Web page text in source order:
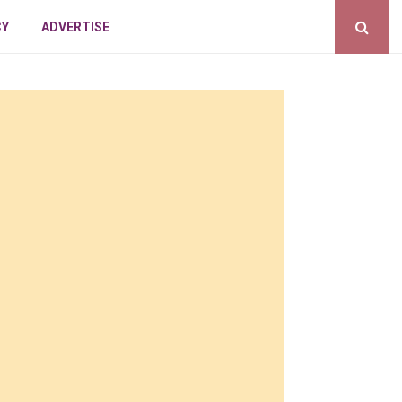
ADVERTISE